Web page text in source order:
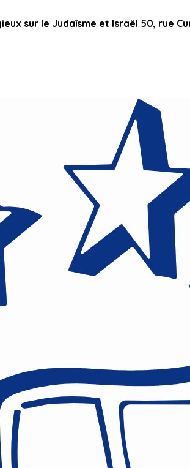
sur le Judaïsme et Israël 50, rue